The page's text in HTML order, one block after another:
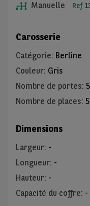
Manuelle
Ref
Carosserie
Catégorie: Berline
Couleur: Gris
Nombre de portes: 5
Nombre de places: 5
Dimensions
Largeur: -
Longueur: -
Hauteur: -
Capacité du coffre: -